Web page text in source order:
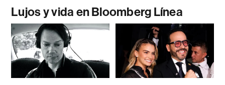
Lujos y vida en Bloomberg Línea